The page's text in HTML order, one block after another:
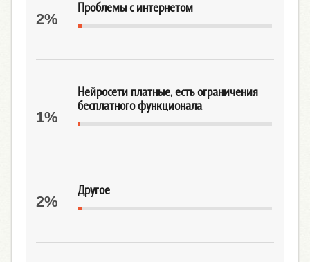
Проблемы с интернетом
2%
Нейросети платные, есть ограничения
бесплатного функционала
1%
Другое
2%